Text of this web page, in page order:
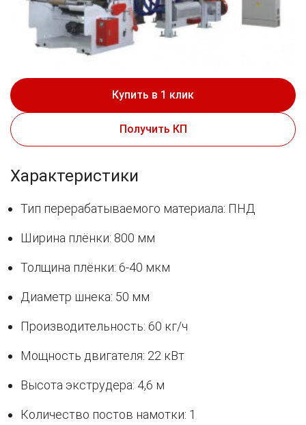
Купить в 1 клик
Получить КП
Характеристики
Тип перерабатываемого материала: ПНД
Ширина плёнки: 800 мм
Толщина плёнки: 6-40 мкм
Диаметр шнека: 50 мм
Производительность: 60 кг/ч
Мощность двигателя: 22 кВт
Высота экструдера: 4,6 м
Количество постов намотки: 1